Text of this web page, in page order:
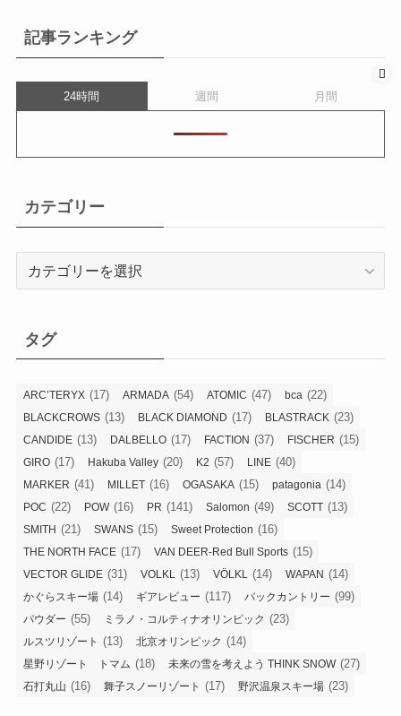
記事ランキング
24時間 週間 月間
カテゴリー
ー
タグ
ARC’TERYX (17) ARMADA (54) ATOMIC (47) bca (22)
BLACKCROWS (13) BLACK DIAMOND (17) BLASTRACK (23)
CANDIDE (13) DALBELLO (17) FACTION (37) FISCHER (15)
GIRO (17) Hakuba Valley (20) K2 (57) LINE (40)
MARKER (41) MILLET (16) OGASAKA (15) patagonia (14)
POC (22) POW(16) PR (141) Salomon (49) SCOTT (13)
SMITH (21) SWANS (15) Sweet Protection (16)
THE NORTH FACE (17) VAN DEER-Red Bull Sports (15)
VECTOR GLIDE (31) VOLKL (13) VÖLKL (14) WAPAN (14)
かぐらスキー場 (14) ギアレビュー (117) バックカントリー (99)
パウダー (55) ミラノ・コルティナオリンピック (23)
ルスツリゾート (13) 北京オリンピック (14)
星野リゾート トマム (18) 未来の雪を考えよう THINK SNOW(27)
石打丸山 (16) 舞子スノーリゾート (17) 野沢温泉スキー場 (23)